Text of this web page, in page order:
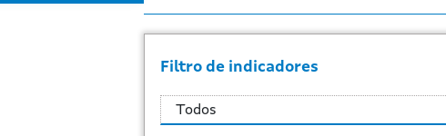
Filtro de indicadores